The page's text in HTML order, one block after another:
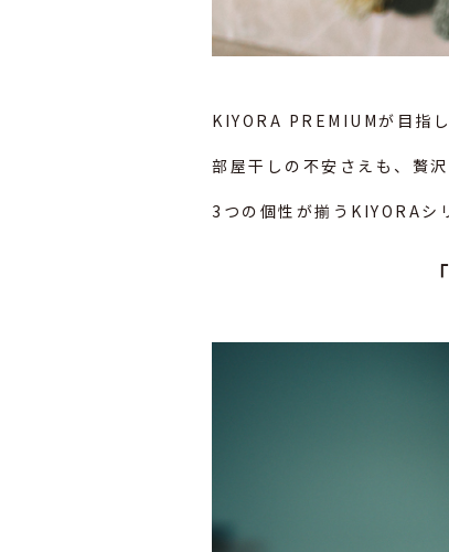
KIYORA PREMIUMが目指
部屋干しの不安さえも、贅
3つの個性が揃うKIYORAシ